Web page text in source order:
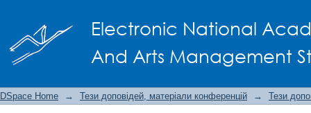
Electronic National
And Arts Management
КОМУНІКАЦІЇ
DSpace Home → Тези доповідей, матеріали конференцій → Тези